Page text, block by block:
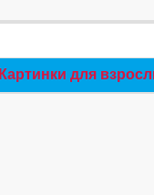
Картинки для